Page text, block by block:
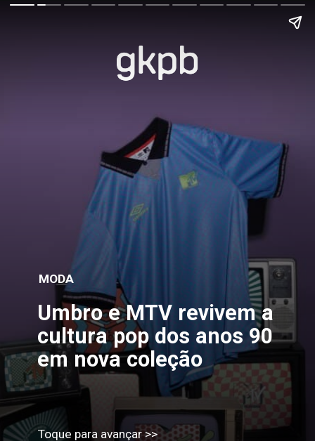
Umbro e MTV revivem a
cultura pop dos anos 90
em nova coleção
MODA
Toque para avançar >>